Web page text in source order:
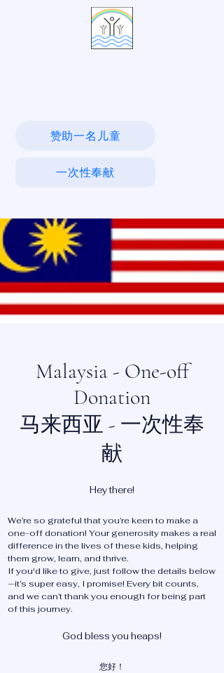
赞助一名儿童
一次性奉献
Malaysia - One-off
Donation
马来西亚 - 一次性奉
献
Hey there!
We’re so grateful that you’re keen to make a
one-off donation! Your generosity makes a real
difference in the lives of these kids, helping
them grow, learn, and thrive.
If you'd like to give, just follow the details below
—it’s super easy, I promise! Every bit counts,
and we can’t thank you enough for being part
of this journey.
God bless you heaps!
您好！